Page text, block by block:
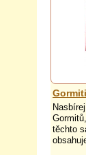
těchto